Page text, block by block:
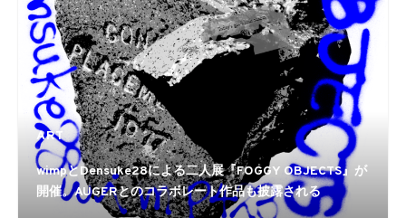
ART
wimpとDensuke28による二人展『FOGGY OBJECTS』が
開催。AUGERとのコラボレート作品も披露される